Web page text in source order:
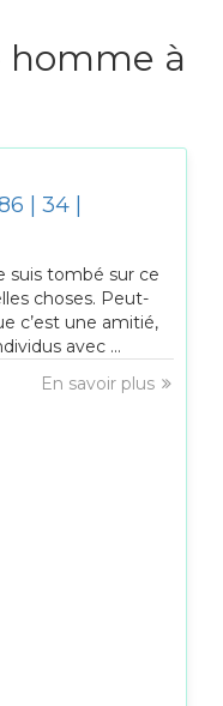
homme à
| 34 |
suis tombé sur ce
choses. Peut-
c’est une amitié,
avec ...
En savoir plus